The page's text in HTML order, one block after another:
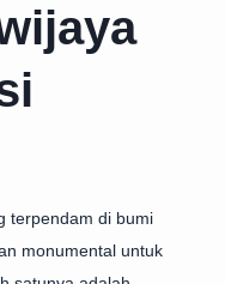
terpendam di bumi
monumental untuk